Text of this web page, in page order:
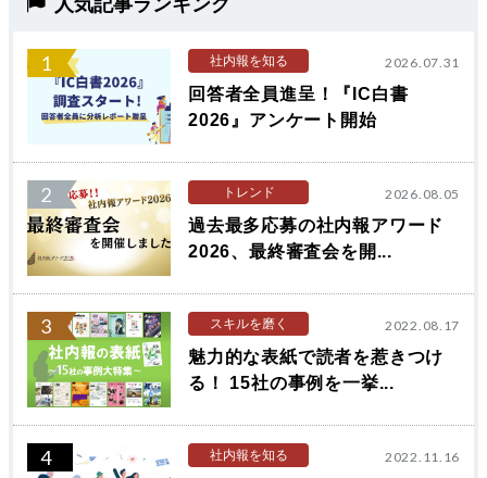
人気記事ランキング
1 社内報を知る 2026.07.31
回答者全員進呈！『IC白書
2026』アンケート開始
2 トレンド 2026.08.05
過去最多応募の社内報アワード
2026、最終審査会を開...
3 スキルを磨く 2022.08.17
魅力的な表紙で読者を惹きつけ
る！ 15社の事例を一挙...
4 社内報を知る 2022.11.16